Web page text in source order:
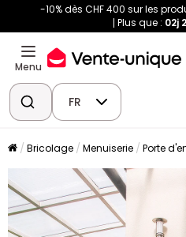
-10% dès CHF 400 sur les
Plus que : 02j
Menu
FR
Bricolage Menuiserie Porte